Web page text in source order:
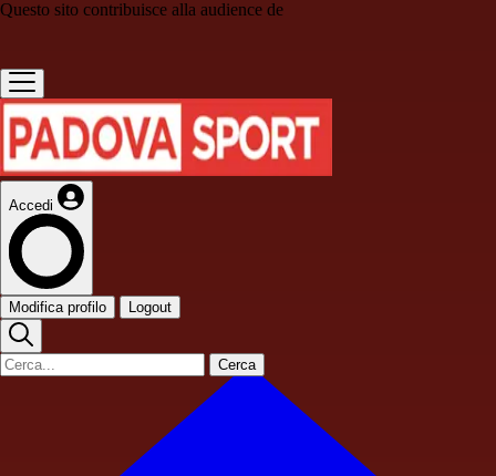
Questo sito contribuisce alla audience de
Accedi
Modifica profilo Logout
Cerca